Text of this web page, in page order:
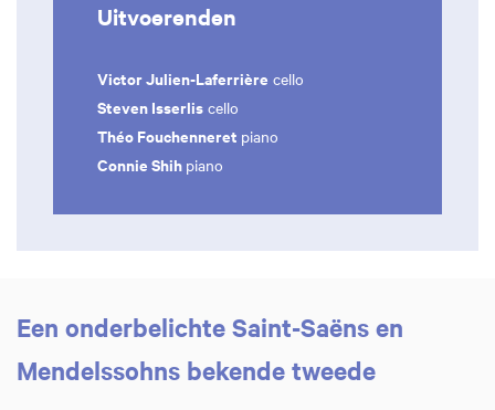
Uitvoerenden
Victor Julien-Laferrière cello
Steven Isserlis cello
Théo Fouchenneret piano
Connie Shih piano
Een onderbelichte Saint-Saëns en
Mendelssohns bekende tweede